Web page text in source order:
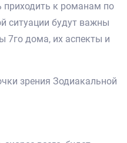
приходить к романам по
ситуации будут важны
7го дома, их аспекты и
зрения Зодиакальной